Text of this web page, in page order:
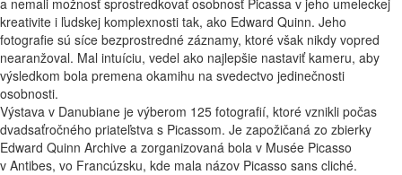
a nemali možnosť sprostredkovať osobnosť Picassa v jeho umeleckej
kreativite i ľudskej komplexnosti tak, ako Edward Quinn. Jeho
fotografie sú síce bezprostredné záznamy, ktoré však nikdy vopred
nearanžoval. Mal intuíciu, vedel ako najlepšie nastaviť kameru, aby
výsledkom bola premena okamihu na svedectvo jedinečnosti
osobnosti.
Výstava v Danubiane je výberom 125 fotografií, ktoré vznikli počas
dvadsaťročného priateľstva s Picassom. Je zapožičaná zo zbierky
Edward Quinn Archive a zorganizovaná bola v Musée Picasso
v Antibes, vo Francúzsku, kde mala názov Picasso sans cliché.